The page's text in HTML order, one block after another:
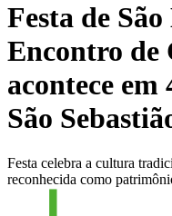
Festa de
Encontro de
acontece
São
Festa celebra a cultura
reconhecida como